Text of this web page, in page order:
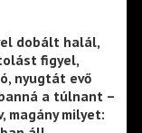
dobált halál,
figyel,
nyugtát evő
a túlnant –
magány milyet: